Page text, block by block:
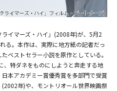
イマーズ・ハイ」(2008年)が、5月2
る。本作は、実際に地方紙の記者だっ
ベストセラー小説を原作としている。
、特ダネをものにしようと奔走する地
本アカデミー賞優秀賞を多部門で受賞
年)や、モントリオール世界映画祭
パートナーズ